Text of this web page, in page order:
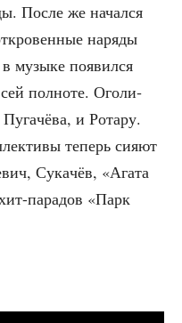
После же начал­ся
наря­ды
музы­ке появил­ся
пол­но­те. Ого­ли­
и Рота­ру.
теперь сия­ют
Сука­чёв, «Ага­та
пара­дов «Парк